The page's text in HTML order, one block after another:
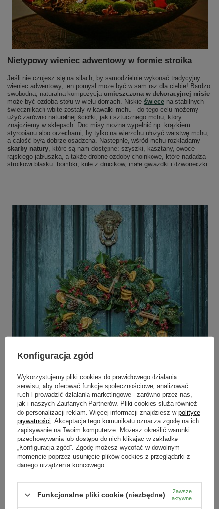
Nietypowy wieniec adwentowy w formie stroika
Jeśli nie czujesz się na siłach, by samodzielnie wykonać tradycyjny
wieniec adwentowy, ten pomysł może być w sam raz dla ciebie! Bardzo
swobodna, naturalna kompozycja umieszczona w dekoracyjnej misie
może być ozdobą stołu w wielu domach. Niskie świece na stabilnych
świecznikach wbite zostały w kawałki mchu - do tego celu możemy
użyć zarówno naturalnej ściółki, jak i sztucznego mchu, który
znajdziemy w sklepach. Dno misy można wypełnić np. krążkiem
styropianu albo orzechami, by tylko na wierzchu ułożyć warstwę mchu,
a całość była dobrze osadzona. Następnie, wśród mchu rozkładamy
skarby natury , które są nam dostępne: szyszki, kasztany, owoce
rajskiego jabłuszka, a także drobne ozdoby choinkowe, które nadadzą
stroikowi blasku: bombki, kule z drucików, małe gwiazdki i dzwoneczki.
Bogaty, naturalny wieniec na drzwi
Choć tradycja wieszania strojnych wieńców na drzwiach w okresie
świątecznym ciągle jest raczej kojarzona z kulturą zachodnią,
zwłaszcza amerykańską, to jednak i my upodobaliśmy sobie ten rodzaj
dekoracji. Bożonarodzeniowe wieńce stanowią piękne uzupełnienie
zewnętrznej dekoracji domu, która nie musi się ograniczać tylko do
długich węży światełek, czy zwisającego z okna Mikołaja. Ten
smaku i harmonii.Naturalne gałązki drzewa iglastego zostały
przeplecione listkami i kwiatostanami bluszczu. Koloru dodają przede
wszystkim suszone plastry pomarańczy, wklejanepo kilka sztuk
Konfiguracja zgód
Wykorzystujemy pliki cookies do prawidłowego działania
serwisu, aby oferować funkcje społecznościowe, analizować
ruch i prowadzić działania marketingowe - zarówno przez nas,
jak i naszych Zaufanych Partnerów. Pliki cookies służą również
do personalizacji reklam. Więcej informacji znajdziesz w polityce
prywatności . Akceptacja tego komunikatu oznacza zgodę na ich
zapisywanie na Twoim komputerze. Możesz określić warunki
przechowywania lub dostępu do nich klikając w zakładkę
„Konfiguracja zgód”. Zgodę możesz wycofać w dowolnym
momencie poprzez usunięcie plików cookies z przeglądarki z
danego urządzenia końcowego.
Funkcjonalne pliki cookie (niezbędne)
Zawsze
aktywne